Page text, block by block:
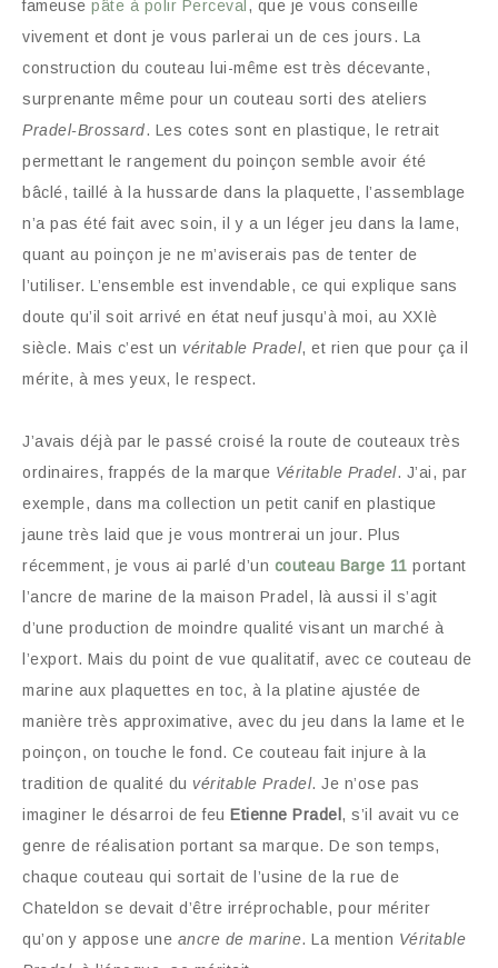
fameuse pâte à polir Perceval , que je vous conseille
vivement et dont je vous parlerai un de ces jours. La
construction du couteau lui-même est très décevante,
surprenante même pour un couteau sorti des ateliers
Pradel-Brossard. Les cotes sont en plastique, le retrait
permettant le rangement du poinçon semble avoir été
bâclé, taillé à la hussarde dans la plaquette, l’assemblage
n’a pas été fait avec soin, il y a un léger jeu dans la lame,
quant au poinçon je ne m’aviserais pas de tenter de
l’utiliser. L’ensemble est invendable, ce qui explique sans
doute qu’il soit arrivé en état neuf jusqu’à moi, au XXIè
siècle. Mais c’est un véritable Pradel, et rien que pour ça il
mérite, à mes yeux, le respect.
J’avais déjà par le passé croisé la route de couteaux très
ordinaires, frappés de la marque Véritable Pradel. J’ai, par
exemple, dans ma collection un petit canif en plastique
jaune très laid que je vous montrerai un jour. Plus
récemment, je vous ai parlé d’un couteau Barge 11 portant
l’ancre de marine de la maison Pradel, là aussi il s’agit
d’une production de moindre qualité visant un marché à
l’export. Mais du point de vue qualitatif, avec ce couteau de
marine aux plaquettes en toc, à la platine ajustée de
manière très approximative, avec du jeu dans la lame et le
poinçon, on touche le fond. Ce couteau fait injure à la
tradition de qualité du véritable Pradel. Je n’ose pas
imaginer le désarroi de feu Etienne Pradel , s’il avait vu ce
genre de réalisation portant sa marque. De son temps,
chaque couteau qui sortait de l’usine de la rue de
Chateldon se devait d’être irréprochable, pour mériter
qu’on y appose une ancre de marine. La mention Véritable